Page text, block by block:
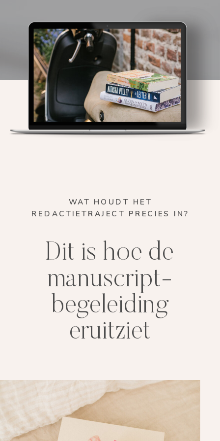
Na dit traject kun je vol goede moed je
roman gaan herschrijven.
Dit is hoe de
manuscript-
begeleiding
eruitziet
WAT HOUDT HET
REDACTIETRAJECT PRECIES IN?